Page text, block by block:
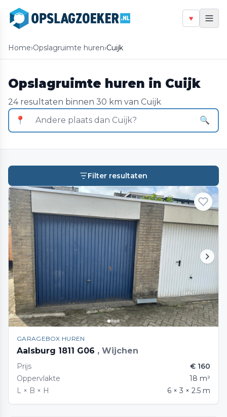
♥
Home›Opslagruimte huren›Cuijk
Opslagruimte huren in Cuijk
24 resultaten binnen 30 km van Cuijk
📍
🔍
Filter resultaten
GARAGEBOX HUREN
Aalsburg 1811 G06 , Wijchen
Prijs
€ 160
Oppervlakte
18 m²
L × B × H
6 × 3 × 2.5 m